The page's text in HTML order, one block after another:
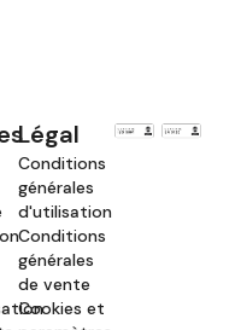
Légal
Conditions
générales
d'utilisation
Conditions
générales
de vente
Cookies et